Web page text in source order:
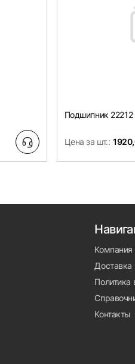
Подшипник 22212
Цена за шт.:
Компания
Доставка
Политика
Контакты